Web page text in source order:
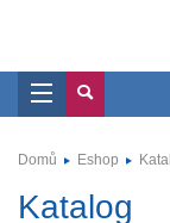
Domů Eshop
Katalog